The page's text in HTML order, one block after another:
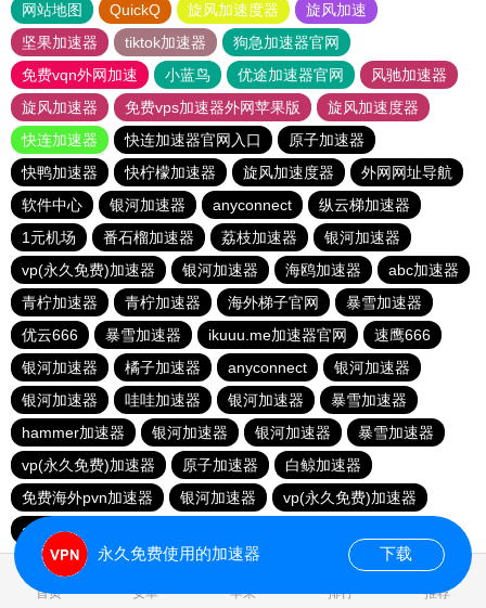
网站地图 QuickQ 旋风加速度器
旋风加速
坚果加速器
tiktok加速器
狗急加速器官网
免费vqn外网加速
小蓝鸟 优途加速器官网
风驰加速器
旋风加速器
免费vps加速器外网苹果版
旋风加速度器
快连加速器
快连加速器官网入口
原子加速器
快鸭加速器
快柠檬加速器 旋风加速度器
外网网址导航
软件中心
银河加速器 anyconnect
纵云梯加速器
1元机场
番石榴加速器 荔枝加速器
银河加速器
vp(永久免费)加速器
银河加速器 海鸥加速器
abc加速器
青柠加速器
青柠加速器 海外梯子官网
暴雪加速器
优云666
暴雪加速器 ikuuu.me加速器官网
速鹰666
银河加速器
橘子加速器 anyconnect
银河加速器
银河加速器
哇哇加速器 银河加速器
暴雪加速器
hammer加速器
银河加速器 银河加速器
暴雪加速器
vp(永久免费)加速器
原子加速器
白鲸加速器
免费海外pvn加速器
银河加速器
vp(永久免费)加速器
anyconnect
首页 安卓 苹果 排行 推荐
永久免费使用的加速器 下载
0.021513s